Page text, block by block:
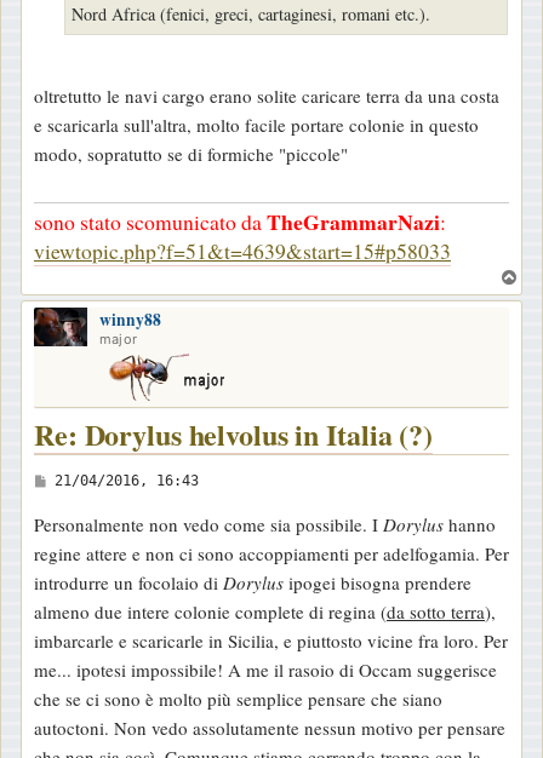
Nord Africa (fenici, greci, cartaginesi, romani etc.).
oltretutto le navi cargo erano solite caricare terra da una costa
e scaricarla sull'altra, molto facile portare colonie in questo
modo, sopratutto se di formiche "piccole"
sono stato scomunicato daTheGrammarNazi:
viewtopic.php?f=51&t=4639&start=15#p58033
o
winny88
major
Re: Dorylus helvolus in Italia (?)
M
s
s
a
g
g
i
o
21/04/2016, 16:43
Personalmente non vedo come sia possibile. I Dorylus hanno
regine attere e non ci sono accoppiamenti per adelfogamia. Per
introdurre un focolaio di Dorylus ipogei bisogna prendere
almeno due intere colonie complete di regina (da sotto terra),
imbarcarle e scaricarle in Sicilia, e piuttosto vicine fra loro. Per
me... ipotesi impossibile! A me il rasoio di Occam suggerisce
che se ci sono è molto più semplice pensare che siano
autoctoni. Non vedo assolutamente nessun motivo per pensare